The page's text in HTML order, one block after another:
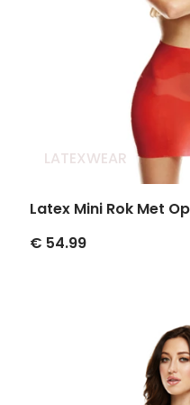
LATEXWEAR
Latex Mini Rok Met
€ 54.99